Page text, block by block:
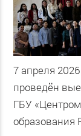
7 апреля
проведён
ГБУ
образования